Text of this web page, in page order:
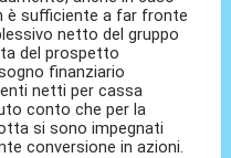
è sufficiente a far fronte
netto del gruppo
del prospetto
finanziario
netti per cassa
conto che per la
si sono impegnati
conversione in azioni.